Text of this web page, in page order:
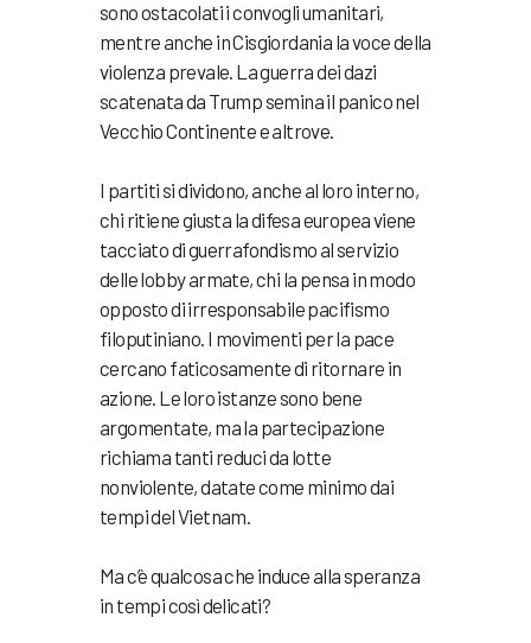
sono ostacolati i convogli umanitari,
mentre anche in Cisgiordania la voce della
violenza prevale. La guerra dei dazi
scatenata da Trump semina il panico nel
Vecchio Continente e altrove.
I partiti si dividono, anche al loro interno,
chi ritiene giusta la difesa europea viene
tacciato di guerrafondismo al servizio
delle lobby armate, chi la pensa in modo
opposto di irresponsabile pacifismo
filoputiniano. I movimenti per la pace
cercano faticosamente di ritornare in
azione. Le loro istanze sono bene
argomentate, ma la partecipazione
richiama tanti reduci da lotte
nonviolente, datate come minimo dai
tempi del Vietnam.
Ma c’è qualcosa che induce alla speranza
in tempi così delicati?